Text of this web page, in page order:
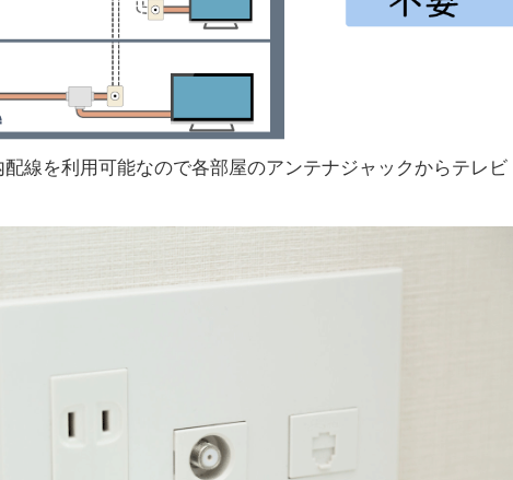
線を利用可能なので各部屋のアンテナジャックからテレビ